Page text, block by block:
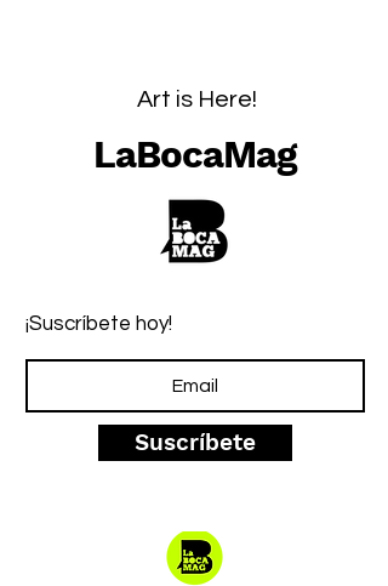
¡Suscríbete hoy!
Suscríbete
LaBocaMag
Art is Here!